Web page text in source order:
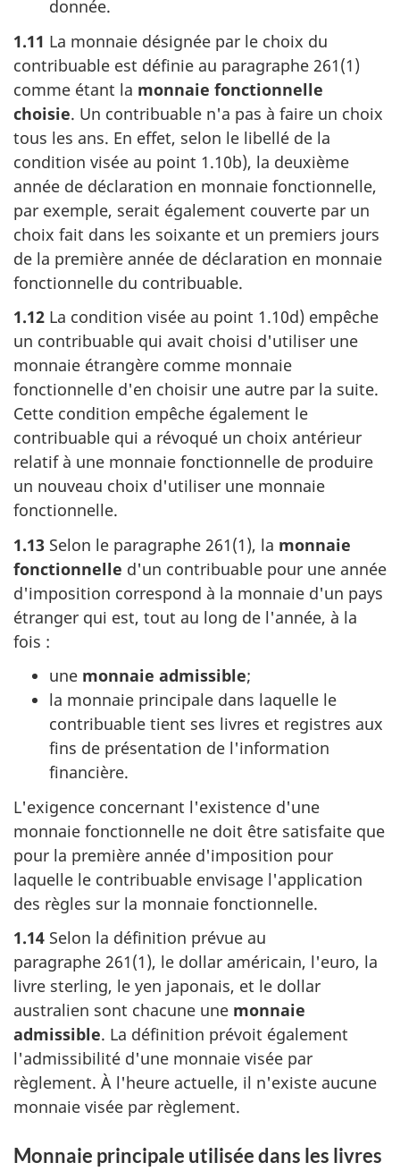
donnée.
1.11 La monnaie désignée par le choix du
contribuable est définie au paragraphe 261(1)
comme étant la monnaie fonctionnelle
choisie. Un contribuable n'a pas à faire un choix
tous les ans. En effet, selon le libellé de la
condition visée au point 1.10b), la deuxième
année de déclaration en monnaie fonctionnelle,
par exemple, serait également couverte par un
choix fait dans les soixante et un premiers jours
de la première année de déclaration en monnaie
fonctionnelle du contribuable.
1.12 La condition visée au point 1.10d) empêche
un contribuable qui avait choisi d'utiliser une
monnaie étrangère comme monnaie
fonctionnelle d'en choisir une autre par la suite.
Cette condition empêche également le
contribuable qui a révoqué un choix antérieur
relatif à une monnaie fonctionnelle de produire
un nouveau choix d'utiliser une monnaie
fonctionnelle.
1.13 Selon le paragraphe 261(1), la monnaie
fonctionnelle d'un contribuable pour une année
d'imposition correspond à la monnaie d'un pays
étranger qui est, tout au long de l'année, à la
fois :
une monnaie admissible;
la monnaie principale dans laquelle le
contribuable tient ses livres et registres aux
fins de présentation de l'information
financière.
L'exigence concernant l'existence d'une
monnaie fonctionnelle ne doit être satisfaite que
pour la première année d'imposition pour
laquelle le contribuable envisage l'application
des règles sur la monnaie fonctionnelle.
1.14 Selon la définition prévue au
paragraphe 261(1), le dollar américain, l'euro, la
livre sterling, le yen japonais, et le dollar
australien sont chacune une monnaie
admissible. La définition prévoit également
l'admissibilité d'une monnaie visée par
règlement. À l'heure actuelle, il n'existe aucune
monnaie visée par règlement.
Monnaie principale utilisée dans les livres